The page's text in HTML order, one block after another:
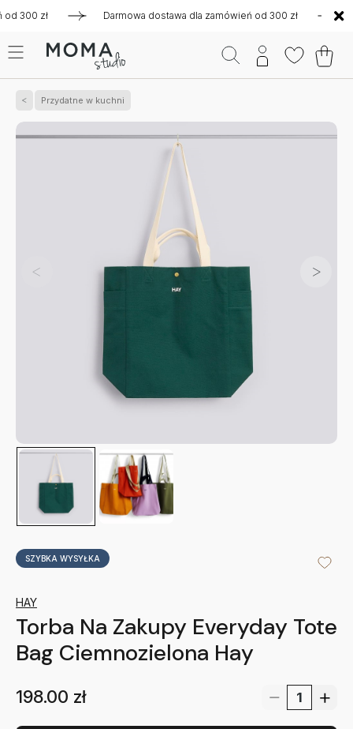
zł Darmowa dostawa dla zamówień od 300 zł
Przydatne w kuchni
SZYBKA WYSYŁKA
HAY
Torba Na Zakupy Everyday Tote
Bag Ciemnozielona Hay
198.00 zł